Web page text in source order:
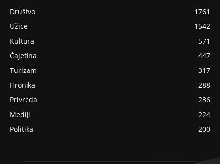
Društvo
1761
Užice
1542
Kultura
571
Čajetina
447
Turizam
317
Hronika
288
Privreda
236
Mediji
224
Politika
200